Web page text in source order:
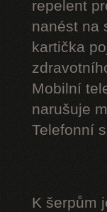
repelent
nanést na
kartička
Mobilní
narušuje
Telefonní
K šerpům